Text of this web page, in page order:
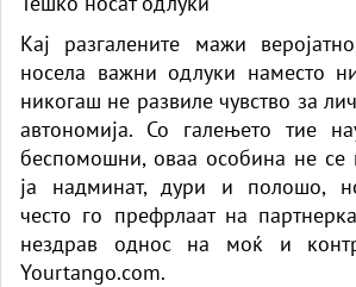
Кај разгалените мажи
носела важни одлуки наместо
никогаш не развиле чувство за
автономија. Со галењето тие
беспомошни, оваа особина не се
ја надминат, дури и полошо,
често го префрлаат на
нездрав однос на моќ и
Yourtango.com.